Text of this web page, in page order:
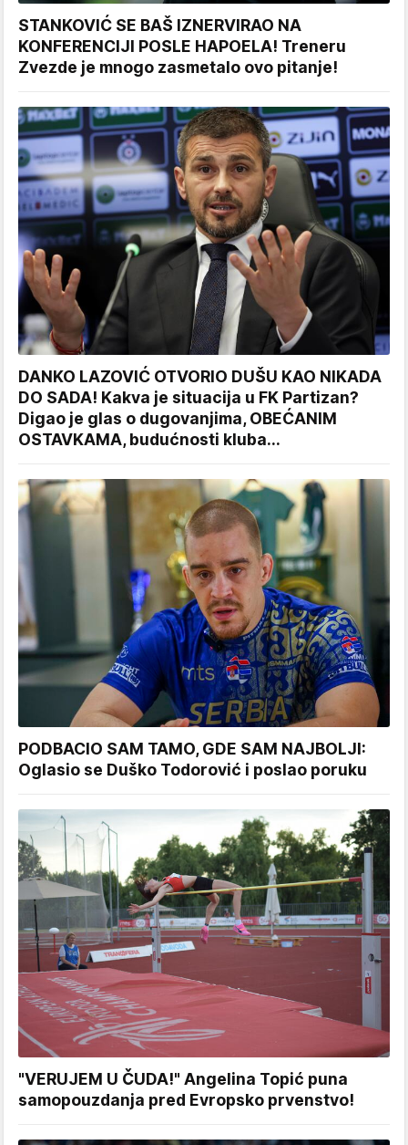
STANKOVIĆ SE BAŠ IZNERVIRAO NA
KONFERENCIJI POSLE HAPOELA! Treneru
Zvezde je mnogo zasmetalo ovo pitanje!
DANKO LAZOVIĆ OTVORIO DUŠU KAO NIKADA
DO SADA! Kakva je situacija u FK Partizan?
Digao je glas o dugovanjima, OBEĆANIM
OSTAVKAMA, budućnosti kluba...
PODBACIO SAM TAMO, GDE SAM NAJBOLJI:
Oglasio se Duško Todorović i poslao poruku
"VERUJEM U ČUDA!" Angelina Topić puna
samopouzdanja pred Evropsko prvenstvo!